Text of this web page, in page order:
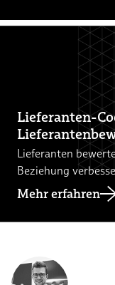
Lieferanten-
Lieferanten
Beziehung
Mehr erfahren